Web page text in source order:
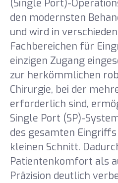
Nachrichten und
Medien
Virtueller Rundgang
Imagefilme
Kataloge
E-Dergi
Sponsoring
Genehmigungszertifikat
(Single Port)-
den modernsten
und wird in
Fachbereichen für
einzigen Zugang
zur herkömmlichen
Chirurgie, bei der
erforderlich sind,
Single Port (SP)-
des gesamten
kleinen Schnitt.
Patientenkomfort als
Präzision deutlich